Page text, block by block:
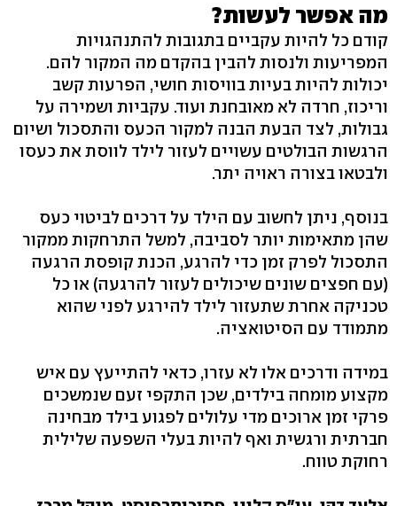
מה אפשר לעשות?
קודם כל להיות עקביים בתגובות להתנהגויות
המפריעות ולנסות להבין בהקדם מה המקור להם.
יכולות להיות בעיות בוויסות חושי, הפרעות קשב
וריכוז, חרדה לא מאובחנת ועוד. עקביות ושמירה על
גבולות, לצד הבעת הבנה למקור הכעס והתסכול ושיום
הרגשות הבולטים עשויים לעזור לילד לווסת את כעסו
ולבטאו בצורה ראויה יתר.
בנוסף, ניתן לחשוב עם הילד על דרכים לביטוי כעס
שהן מתאימות יותר לסביבה, למשל התרחקות ממקור
התסכול לפרק זמן כדי להרגע, הכנת קופסת הרגעה
(עם חפצים שונים שיכולים לעזור להרגעה) או כל
טכניקה אחרת שתעזור לילד להירגע לפני שהוא
מתמודד עם הסיטואציה.
במידה ודרכים אלו לא עזרו, כדאי להתייעץ עם איש
מקצוע מומחה בילדים, שכן התקפי זעם שנמשכים
פרקי זמן ארוכים מדי עלולים לפגוע בילד מבחינה
חברתית ורגשית ואף להיות בעלי השפעה שלילית
רחוקת טווח.